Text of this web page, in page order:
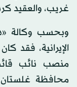
غريب، والعقيد
وبحسب وكالة
منصب نائب
محافظة